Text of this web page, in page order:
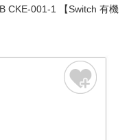
CKE-001-1 【Switch 有機